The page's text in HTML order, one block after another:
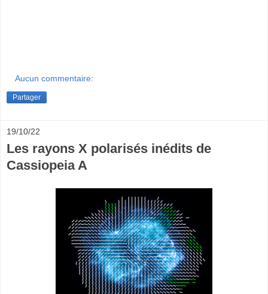
Aucun commentaire:
Partager
19/10/22
Les rayons X polarisés inédits de
Cassiopeia A